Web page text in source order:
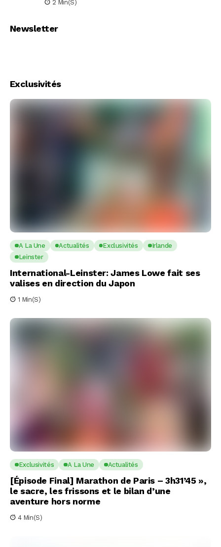
2 Min(s)
Newsletter
Exclusivités
A La Une Actualités Exclusivités
Irlande
Leinster
International-Leinster: James Lowe fait ses
valises en direction du Japon
1 Min(s)
Exclusivités A La Une Actualités
[Épisode Final] Marathon de Paris – 3h31’45 »,
le sacre, les frissons et le bilan d’une
aventure hors norme
4 Min(s)